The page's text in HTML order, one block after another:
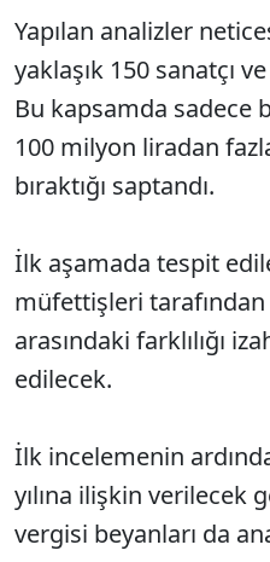
Yapılan analizler
yaklaşık 150 sanatçı
Bu kapsamda sadece
100 milyon liradan
bıraktığı saptandı.
İlk aşamada tespit
müfettişleri
arasındaki farklılığı
edilecek.
İlk incelemenin
yılına ilişkin verilecek
vergisi beyanları da